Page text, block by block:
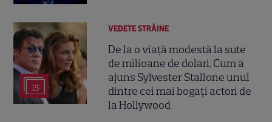
15
VEDETE STRĂINE
De la o viață modestă la sute
de milioane de dolari. Cum a
ajuns Sylvester Stallone unul
dintre cei mai bogați actori de
la Hollywood